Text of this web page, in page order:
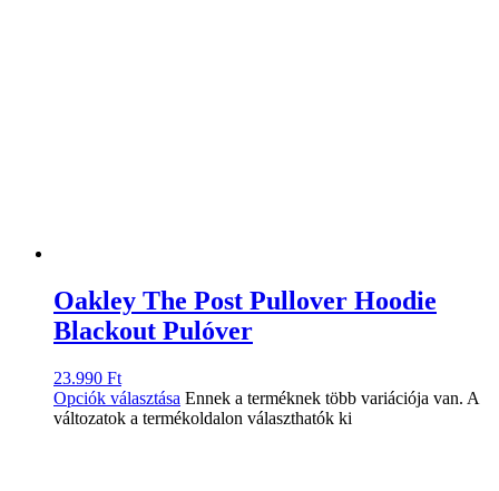
Oakley The Post Pullover Hoodie
Blackout Pulóver
23.990 Ft
Opciók választása Ennek a terméknek több variációja van. A
változatok a termékoldalon választhatók ki